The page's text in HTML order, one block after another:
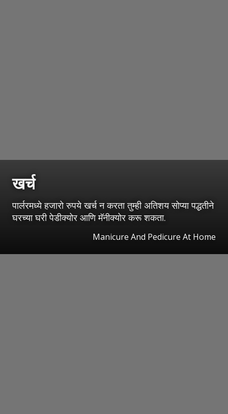
खर्च
पार्लरमध्ये हजारो रुपये खर्च न करता तुम्ही अतिशय सोप्या पद्धतीने
घरच्या घरी पेडीक्योर आणि मॅनीक्योर करू शकता.
Manicure And Pedicure At Home